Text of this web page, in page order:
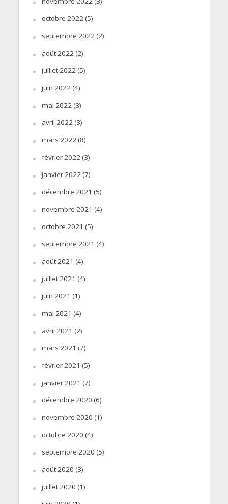
octobre 2022 (5)
septembre 2022 (2)
août 2022 (2)
juillet 2022 (5)
juin 2022 (4)
mai 2022 (3)
avril 2022 (3)
mars 2022 (8)
février 2022 (3)
janvier 2022 (7)
décembre 2021 (5)
novembre 2021 (4)
octobre 2021 (5)
septembre 2021 (4)
août 2021 (4)
juillet 2021 (4)
juin 2021 (1)
mai 2021 (4)
avril 2021 (2)
mars 2021 (7)
février 2021 (5)
janvier 2021 (7)
décembre 2020 (6)
novembre 2020 (1)
octobre 2020 (4)
septembre 2020 (5)
août 2020 (3)
juillet 2020 (1)